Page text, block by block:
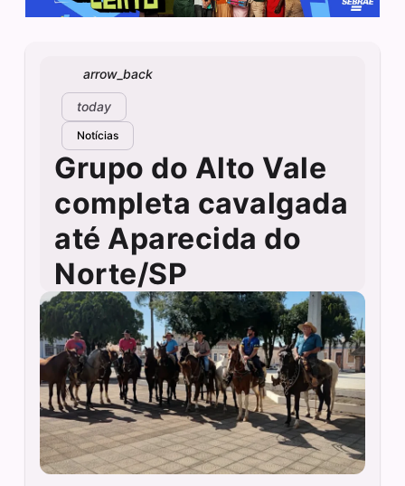
arrow_back
today
Notícias
Grupo do Alto Vale
completa cavalgada
até Aparecida do
Norte/SP